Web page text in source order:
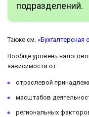
подразделений.
Также см. «
Вообще уровень
зависимости от:
отраслевой
масштабов
региональных